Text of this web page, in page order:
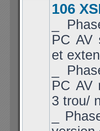
106
_
PC AV
et
_
PC AV
3 trou/
_